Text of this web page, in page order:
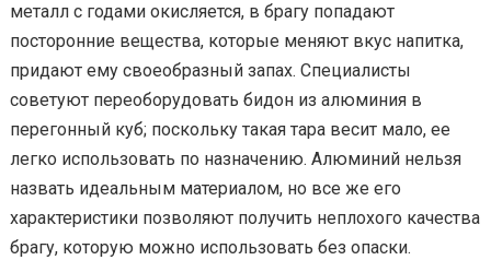
металл с годами окисляется, в брагу попадают
посторонние вещества, которые меняют вкус напитка,
придают ему своеобразный запах. Специалисты
советуют переоборудовать бидон из алюминия в
перегонный куб; поскольку такая тара весит мало, ее
легко использовать по назначению. Алюминий нельзя
назвать идеальным материалом, но все же его
характеристики позволяют получить неплохого качества
брагу, которую можно использовать без опаски.